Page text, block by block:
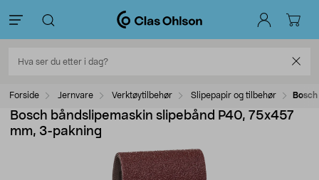
Forside Jernvare Verktøytilbehør Slipepapir og tilbehør
Bosch båndslipemaskin slipebånd P40, 75x457
mm, 3-pakning